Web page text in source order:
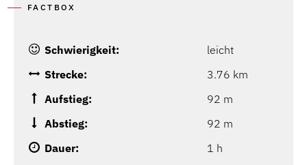
FACTBOX
Schwierigkeit:
leicht
Strecke:
3.76 km
Aufstieg:
92 m
Abstieg:
92 m
Dauer:
1 h